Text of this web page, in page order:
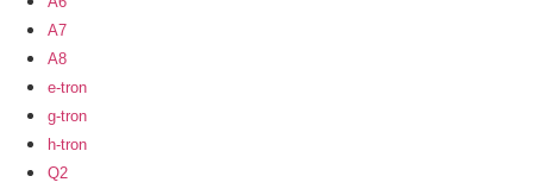
A7
A8
e-tron
g-tron
h-tron
Q2